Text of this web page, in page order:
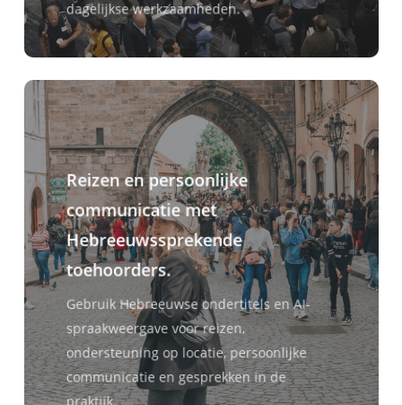
dagelijkse werkzaamheden.
Reizen en persoonlijke
communicatie met
Hebreeuwssprekende
toehoorders.
Gebruik Hebreeuwse ondertitels en AI-
spraakweergave voor reizen,
ondersteuning op locatie, persoonlijke
communicatie en gesprekken in de
praktijk.